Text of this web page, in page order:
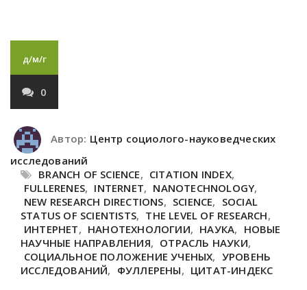
д/м/г
0
Автор: Центр социолого-науковедческих
исследований
BRANCH OF SCIENCE, CITATION INDEX,
FULLERENES, INTERNET, NANOTECHNOLOGY,
NEW RESEARCH DIRECTIONS, SCIENCE, SOCIAL
STATUS OF SCIENTISTS, THE LEVEL OF RESEARCH,
ИНТЕРНЕТ, НАНОТЕХНОЛОГИИ, НАУКА, НОВЫЕ
НАУЧНЫЕ НАПРАВЛЕНИЯ, ОТРАСЛЬ НАУКИ,
СОЦИАЛЬНОЕ ПОЛОЖЕНИЕ УЧЕНЫХ, УРОВЕНЬ
ИССЛЕДОВАНИЙ, ФУЛЛЕРЕНЫ, ЦИТАТ-ИНДЕКС